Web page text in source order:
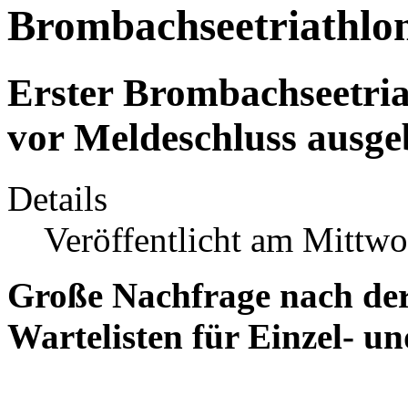
Erster
vor Meldeschluss
Details
Veröffentlicht am
Große Nachfrage nach
Wartelisten für Einzel-